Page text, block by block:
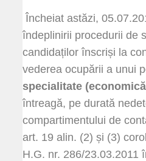
Încheiat astăzi,
îndeplinirii procedurii de
candidaților înscriși la
vederea ocupării a unui
specialitate
întreagă, pe durată
compartimentului de
art. 19 alin. (2) și (3)
H.G. nr. 286/23.03.2011